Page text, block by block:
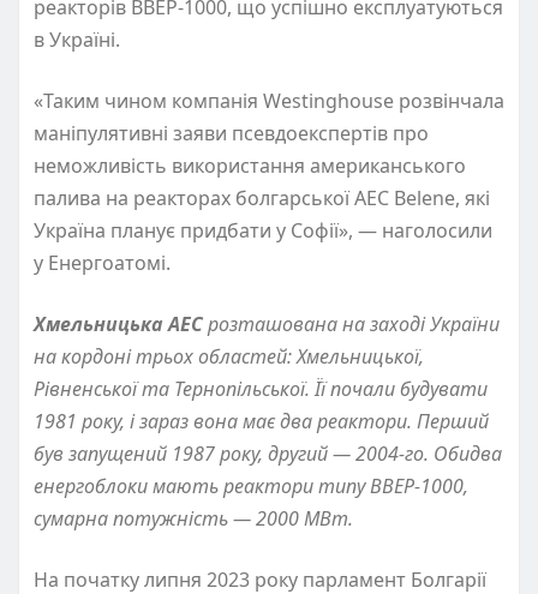
реакторів ВВЕР-1000, що успішно експлуатуються
в Україні.
«Таким чином компанія Westinghouse розвінчала
маніпулятивні заяви псевдоекспертів про
неможливість використання американського
палива на реакторах болгарської АЕС Belene, які
Україна планує придбати у Софії», — наголосили
у Енергоатомі.
Хмельницька АЕСрозташована на заході України
на кордоні трьох областей: Хмельницької,
Рівненської та Тернопільської. Її почали будувати
1981 року, і зараз вона має два реактори. Перший
був запущений 1987 року, другий — 2004-го. Обидва
енергоблоки мають реактори типу ВВЕР-1000,
сумарна потужність — 2000 МВт.
На початку липня 2023 року парламент Болгарії